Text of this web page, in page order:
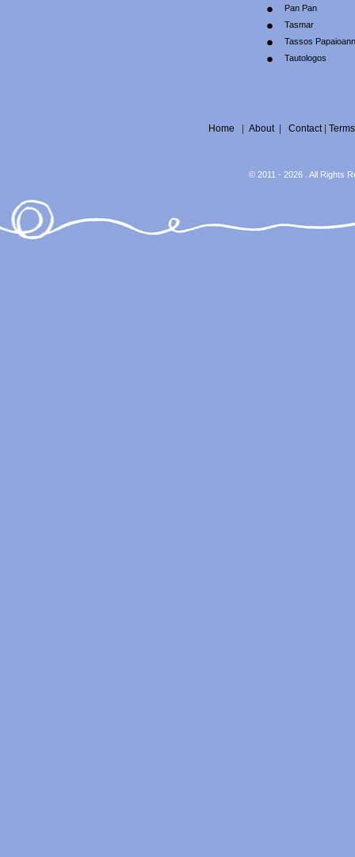
Pan Pan
Tasmar
Tassos
Tautologos
Home About| Contact| Terms
© 2011 - 2026 . All Rights